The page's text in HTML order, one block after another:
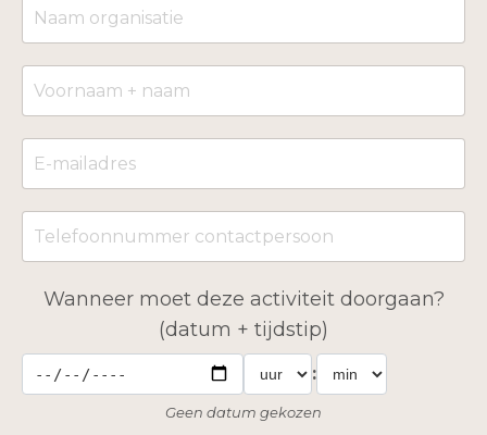
Wanneer moet deze activiteit doorgaan?
(datum + tijdstip)
:
Geen datum gekozen